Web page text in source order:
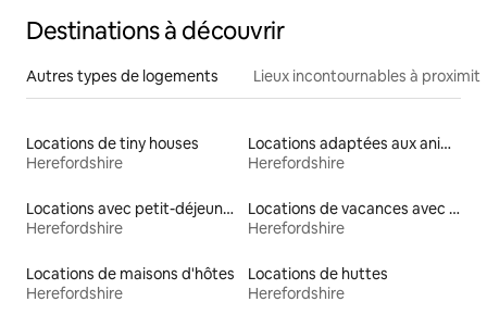
Destinations à découvrir
Autres types de logements Lieux incontournables à
Locations de tiny houses
Herefordshire
Locations adaptées aux animaux
Herefordshire
Locations avec petit-déjeuner
Herefordshire
Locations de vacances avec piscine
Herefordshire
Locations de maisons d'hôtes
Herefordshire
Locations de huttes
Herefordshire